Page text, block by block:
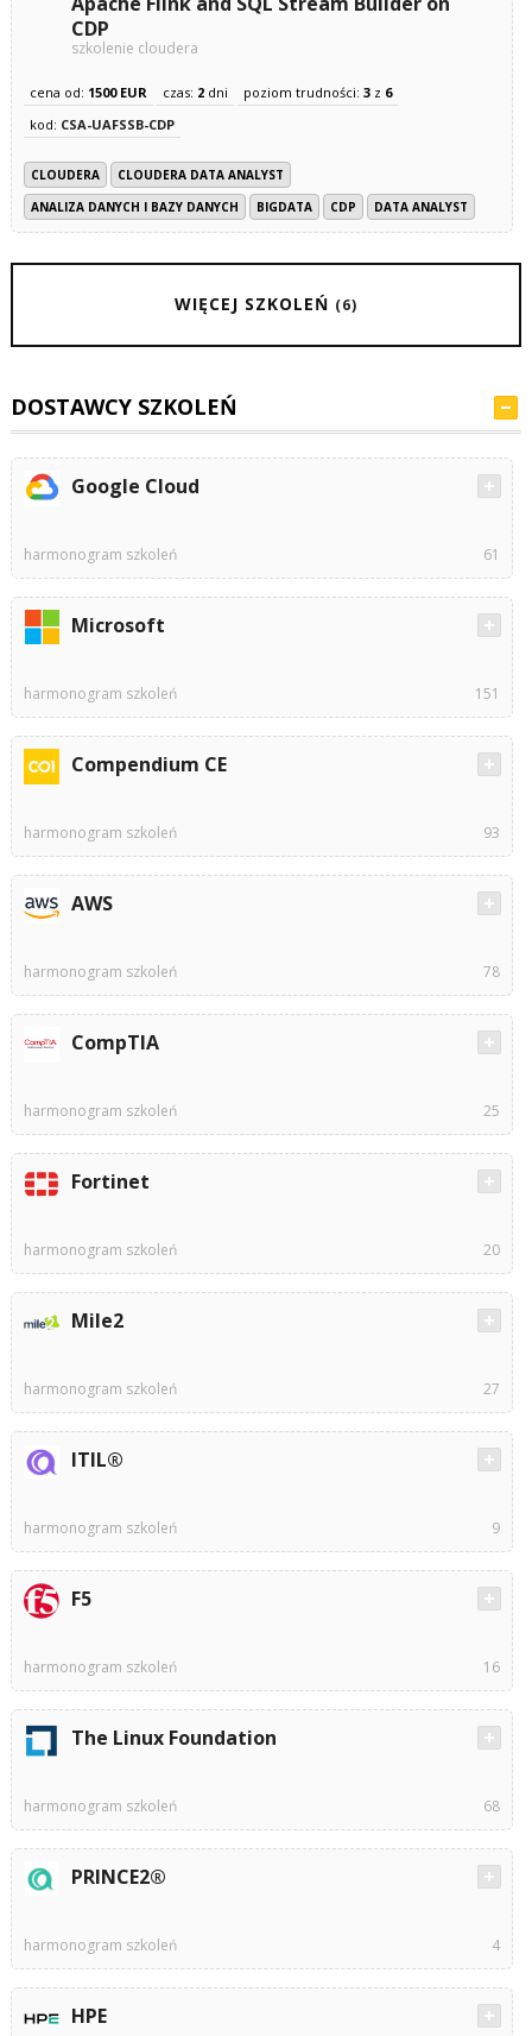
CDP
szkolenie cloudera
cena od: 1500 EUR czas: 2dni poziom trudności: 3z 6
kod: CSA-UAFSSB-CDP
CLOUDERA
CLOUDERA DATA ANALYST
ANALIZA DANYCH I BAZY DANYCH
BIGDATA CDP DATA ANALYST
WIĘCEJ SZKOLEŃ (6)
DOSTAWCY SZKOLEŃ
Google Cloud
harmonogram szkoleń 61
Microsoft
harmonogram szkoleń 151
Compendium CE
harmonogram szkoleń 93
AWS
harmonogram szkoleń 78
CompTIA
harmonogram szkoleń 25
Fortinet
harmonogram szkoleń 20
Mile2
harmonogram szkoleń 27
ITIL®
harmonogram szkoleń 9
F5
harmonogram szkoleń 16
The Linux Foundation
harmonogram szkoleń 68
PRINCE2®
harmonogram szkoleń 4
HPE